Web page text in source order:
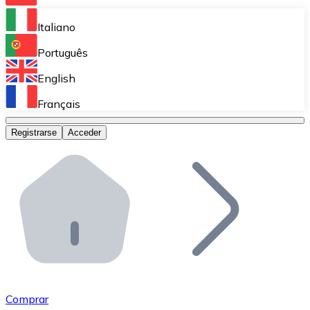
Bitnovo Ramp
Integra nuestra solución en tu plataforma.
Bitnovo Giftcards
Bitnovo OTC
Bitnovo ATM
Integra un ATM Bitnovo en tu negocio y permite que
Bitnovo API
Integra nuestra API en tu ecosistema.
Únete a nuestra red de distribuidores.
Italiano
Português
English
Français
Registrarse Acceder
Comprar